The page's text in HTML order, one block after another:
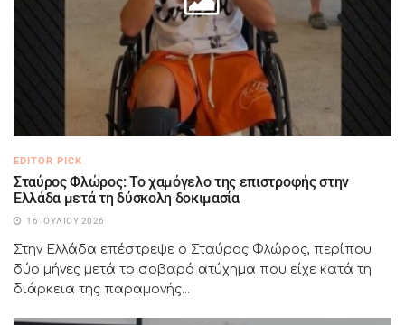
EDITOR PICK
Σταύρος Φλώρος: Το χαμόγελο της επιστροφής στην
Ελλάδα μετά τη δύσκολη δοκιμασία
16 ΙΟΥΛΊΟΥ 2026
Στην Ελλάδα επέστρεψε ο Σταύρος Φλώρος, περίπου
δύο μήνες μετά το σοβαρό ατύχημα που είχε κατά τη
διάρκεια της παραμονής...